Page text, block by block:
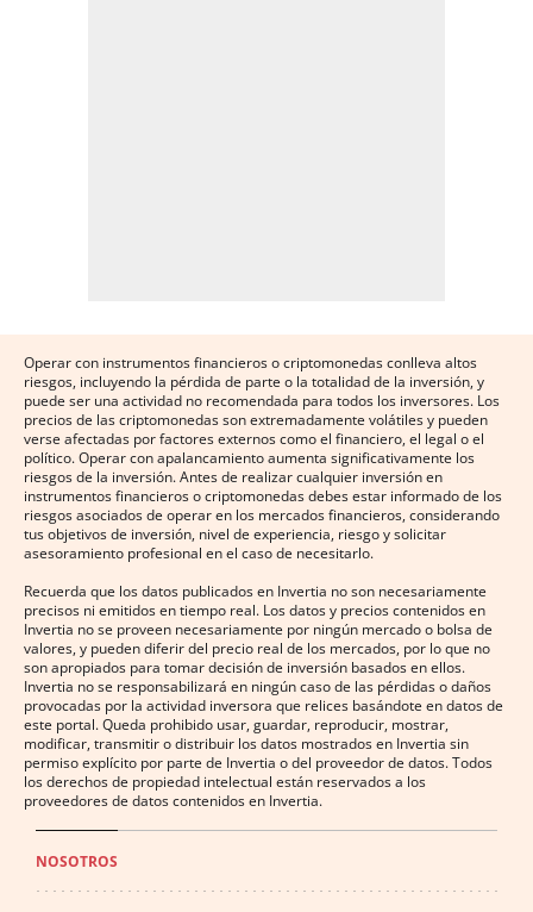
Operar con instrumentos financieros o criptomonedas conlleva altos
riesgos, incluyendo la pérdida de parte o la totalidad de la inversión, y
puede ser una actividad no recomendada para todos los inversores. Los
precios de las criptomonedas son extremadamente volátiles y pueden
verse afectadas por factores externos como el financiero, el legal o el
político. Operar con apalancamiento aumenta significativamente los
riesgos de la inversión. Antes de realizar cualquier inversión en
instrumentos financieros o criptomonedas debes estar informado de los
riesgos asociados de operar en los mercados financieros, considerando
tus objetivos de inversión, nivel de experiencia, riesgo y solicitar
asesoramiento profesional en el caso de necesitarlo.
Recuerda que los datos publicados en Invertia no son necesariamente
precisos ni emitidos en tiempo real. Los datos y precios contenidos en
Invertia no se proveen necesariamente por ningún mercado o bolsa de
valores, y pueden diferir del precio real de los mercados, por lo que no
son apropiados para tomar decisión de inversión basados en ellos.
Invertia no se responsabilizará en ningún caso de las pérdidas o daños
provocadas por la actividad inversora que relices basándote en datos de
este portal. Queda prohibido usar, guardar, reproducir, mostrar,
modificar, transmitir o distribuir los datos mostrados en Invertia sin
permiso explícito por parte de Invertia o del proveedor de datos. Todos
los derechos de propiedad intelectual están reservados a los
proveedores de datos contenidos en Invertia.
NOSOTROS